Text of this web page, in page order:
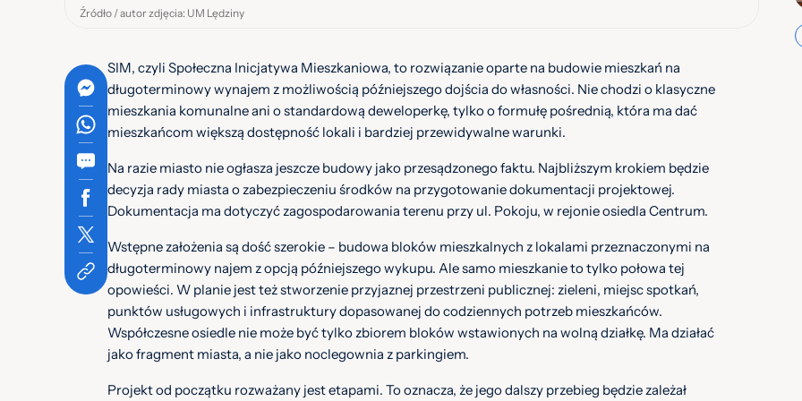
Źródło / autor zdjęcia: UM Lędziny
SIM, czyli Społeczna Inicjatywa Mieszkaniowa, to rozwiązanie oparte na budowie mieszkań na
długoterminowy wynajem z możliwością późniejszego dojścia do własności. Nie chodzi o klasyczne
mieszkania komunalne ani o standardową deweloperkę, tylko o formułę pośrednią, która ma dać
mieszkańcom większą dostępność lokali i bardziej przewidywalne warunki.
Na razie miasto nie ogłasza jeszcze budowy jako przesądzonego faktu. Najbliższym krokiem będzie
decyzja rady miasta o zabezpieczeniu środków na przygotowanie dokumentacji projektowej.
Dokumentacja ma dotyczyć zagospodarowania terenu przy ul. Pokoju, w rejonie osiedla Centrum.
Wstępne założenia są dość szerokie – budowa bloków mieszkalnych z lokalami przeznaczonymi na
długoterminowy najem z opcją późniejszego wykupu. Ale samo mieszkanie to tylko połowa tej
opowieści. W planie jest też stworzenie przyjaznej przestrzeni publicznej: zieleni, miejsc spotkań,
punktów usługowych i infrastruktury dopasowanej do codziennych potrzeb mieszkańców.
Współczesne osiedle nie może być tylko zbiorem bloków wstawionych na wolną działkę. Ma działać
jako fragment miasta, a nie jako noclegownia z parkingiem.
Projekt od początku rozważany jest etapami. To oznacza, że jego dalszy przebieg będzie zależał